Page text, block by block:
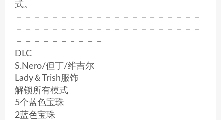
式。
－－－－－－－－－－－－－－－－－－－－－
－－－－－－－－－－－－－－－－－－－－－
－－－－－－－－－－
DLC
S.Nero/但丁/维吉尔
Lady＆Trish服饰
解锁所有模式
5个蓝色宝珠
2蓝色宝珠